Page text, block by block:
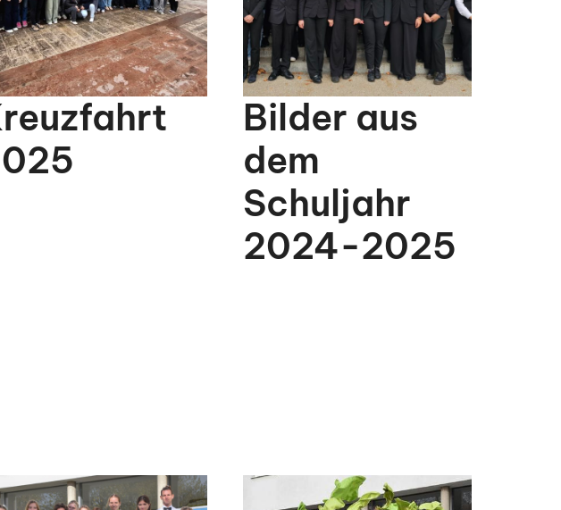
Bilder aus
dem
Schuljahr
2024-2025